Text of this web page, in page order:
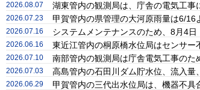
2026.08.07 湖東管内の観測局は、庁舎の電気工事
2026.07.23 甲賀管内の県管理の大河原雨量は6/16
2026.07.16 システムメンテナンスのため、8月4
2026.06.16 東近江管内の桐原橋水位局はセンサー
2026.07.10 南部管内の観測局は庁舎電気工事のた
2026.07.03 高島管内の石田川ダム貯水位、流入量
2026.06.29 甲賀管内の三代出水位局は、機器不具